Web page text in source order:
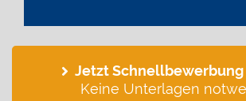
Jetzt
Keine Unterlagen